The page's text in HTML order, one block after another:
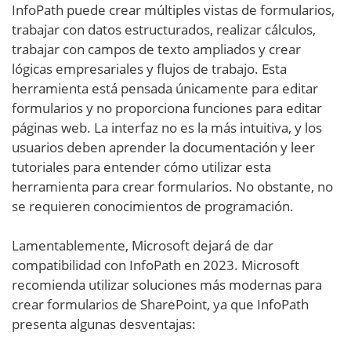
InfoPath puede crear múltiples vistas de formularios,
trabajar con datos estructurados, realizar cálculos,
trabajar con campos de texto ampliados y crear
lógicas empresariales y flujos de trabajo. Esta
herramienta está pensada únicamente para editar
formularios y no proporciona funciones para editar
páginas web. La interfaz no es la más intuitiva, y los
usuarios deben aprender la documentación y leer
tutoriales para entender cómo utilizar esta
herramienta para crear formularios. No obstante, no
se requieren conocimientos de programación.
Lamentablemente, Microsoft dejará de dar
compatibilidad con InfoPath en 2023. Microsoft
recomienda utilizar soluciones más modernas para
crear formularios de SharePoint, ya que InfoPath
presenta algunas desventajas: